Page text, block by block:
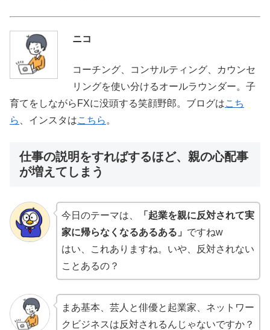
ニコ
コーチング、コンサルティング、カウンセ
リングを使い分けるオールラウンダー。子
育てをしながらFXに没頭する笑顔野郎。ブログはこち
ら
、インスタはこちら 。
仕事の説明をすればするほど、親の心配事
が増えてしまう
今日のテーマは、
「起業を親に反対されて実
家に帰らなくなるあるある」 ですねw
はい、これありますね。いや、反対されない
ことあるの？
まあ基本、芸人と俳優と起業家、ネットワー
クビジネスは反対されるんじゃないですか？